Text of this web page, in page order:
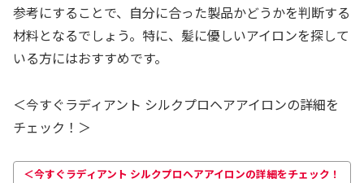
参考にすることで、自分に合った製品かどうかを判断する
材料となるでしょう。特に、髪に優しいアイロンを探して
いる方にはおすすめです。
＜今すぐラディアント シルクプロヘアアイロンの詳細を
チェック！＞
＜今すぐラディアント シルクプロヘアアイロンの詳細をチェック！